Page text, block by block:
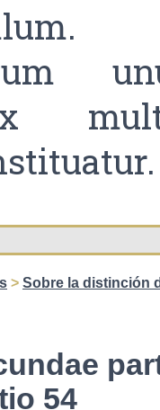
> Sobre la distinción
54